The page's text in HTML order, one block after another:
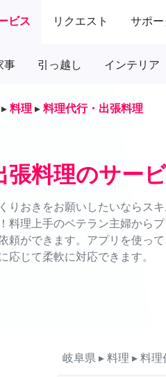
ビス リクエスト サポー
事 引っ越し インテリア
▸ 料理 ▸ 料理代行・出張料理
張料理のサー
りおきをお願いしたいならス
料理上手のベテラン主婦から
頼ができます。アプリを使っ
応じて柔軟に対応できます。
岐阜県 ▸ 料理 ▸ 料理